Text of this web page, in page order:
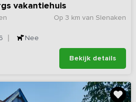
vakantiehuis
Op 3 km van Slenaken
Nee
Bekijk details